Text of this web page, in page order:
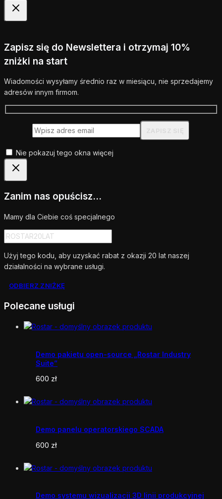
Zapisz się do Newslettera i otrzymaj 10%
zniżki na start
Wiadomości wysyłamy średnio raz w miesiącu, nie sprzedajemy
adresów innym firmom.
Nie pokazuj tego okna więcej
Zanim nas opuścisz...
Mamy dla Ciebie coś specjalnego
Użyj tego kodu, aby uzyskać rabat z okazji 20 lat naszej
działalności na wybrane usługi.
ODBIERZ ZNIŻKĘ
Polecane usługi
Demo pakietu open-source „Rostar Industry
Suite”
600 zł
Demo panelu operatorskiego SCADA
600 zł
Demo systemu wizualizacji 3D linii produkcyjnej